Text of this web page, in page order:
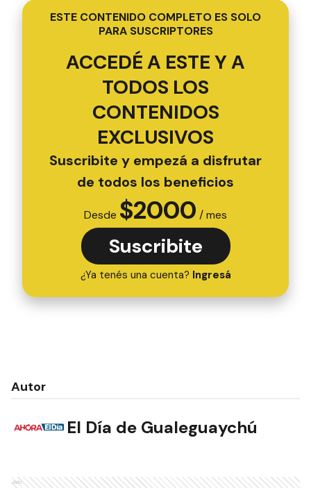
ESTE CONTENIDO COMPLETO ES SOLO
PARA SUSCRIPTORES
ACCEDÉ A ESTE Y A
TODOS LOS
CONTENIDOS
EXCLUSIVOS
Suscribite y empezá a disfrutar
de todos los beneficios
Desde $2000 / mes
Suscribite
¿Ya tenés una cuenta? Ingresá
Autor
El Día de Gualeguaychú
Ads